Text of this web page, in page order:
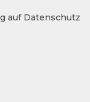
auf Datenschutz